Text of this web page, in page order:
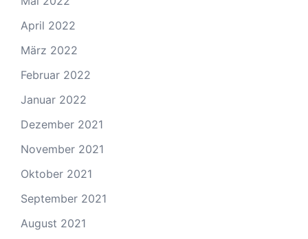
April 2022
März 2022
Februar 2022
Januar 2022
Dezember 2021
November 2021
Oktober 2021
September 2021
August 2021